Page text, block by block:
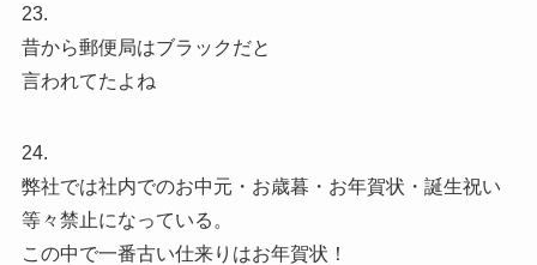
23.
昔から郵便局はブラックだと
言われてたよね
24.
弊社では社内でのお中元・お歳暮・お年賀状・誕生祝い
等々禁止になっている。
この中で一番古い仕来りはお年賀状！